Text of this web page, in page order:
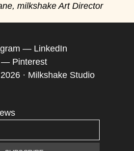
milkshake Art Director
— LinkedIn
— Pinterest
· Milkshake Studio